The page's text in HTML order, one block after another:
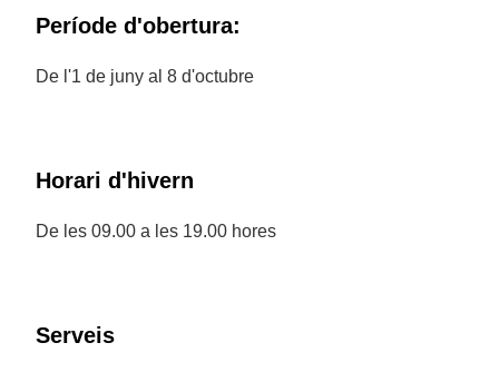
Període d'obertura:
De l'1 de juny al 8 d'octubre
Horari d'hivern
De les 09.00 a les 19.00 hores
Serveis